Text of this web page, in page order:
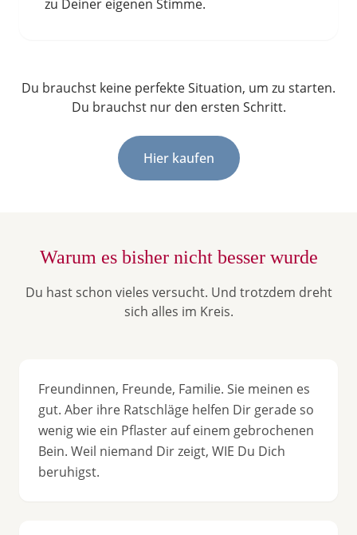
zu Deiner eigenen Stimme.
Du brauchst keine perfekte Situation, um zu starten.
Du brauchst nur den ersten Schritt.
Hier kaufen
Warum es bisher nicht besser wurde
Du hast schon vieles versucht. Und trotzdem dreht
sich alles im Kreis.
Freundinnen, Freunde, Familie. Sie meinen es
gut. Aber ihre Ratschläge helfen Dir gerade so
wenig wie ein Pflaster auf einem gebrochenen
Bein. Weil niemand Dir zeigt, WIE Du Dich
beruhigst.